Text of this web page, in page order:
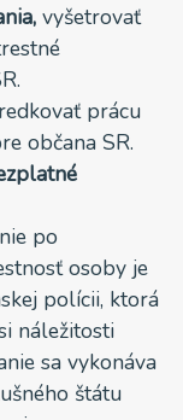
vyšetrovať
prácu
občana SR.
po
osoby je
polícii, ktorá
náležitosti
sa vykonáva
štátu